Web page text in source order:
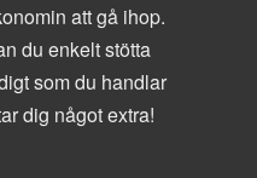
att gå ihop.
du enkelt stötta
som du handlar
dig något extra!